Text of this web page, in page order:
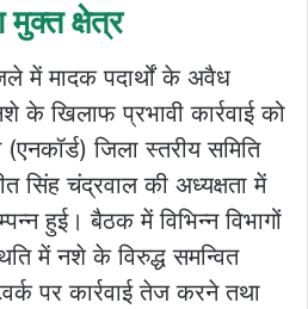
क्षेत्र
में मादक पदार्थों के अवैध
के खिलाफ प्रभावी कार्रवाई को
जिला स्तरीय समिति
सिंह चंद्रवाल की अध्यक्षता में
हुई। बैठक में विभिन्न विभागों
में नशे के विरुद्ध समन्वित
पर कार्रवाई तेज करने तथा